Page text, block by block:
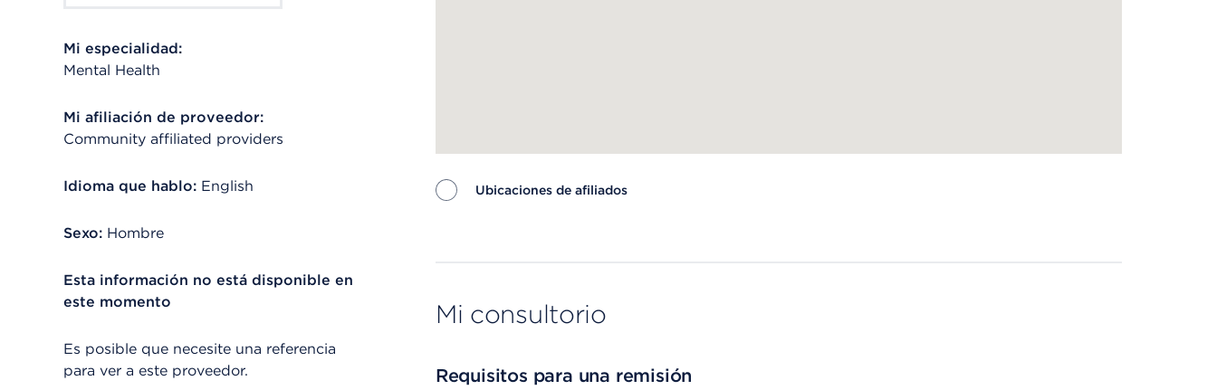
Mi especialidad:
Mental Health
Mi afiliación de proveedor:
Community affiliated providers
Idioma que hablo: English
Sexo: Hombre
Esta información no está disponible en
este momento
Es posible que necesite una referencia
para ver a este proveedor.
Ubicaciones de afiliados
Mi consultorio
Requisitos para una remisión